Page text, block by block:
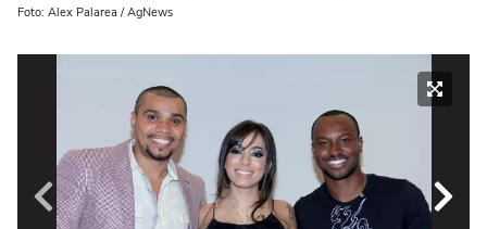
Foto: Alex Palarea / AgNews